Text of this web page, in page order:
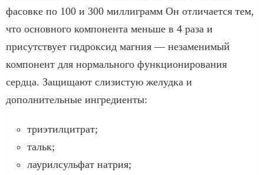
фасовке по 100 и 300 миллиграмм Он отличается тем,
что основного компонента меньше в 4 раза и
присутствует гидроксид магния — незаменимый
компонент для нормального функционирования
сердца. Защищают слизистую желудка и
дополнительные ингредиенты:
триэтилцитрат;
тальк;
лаурилсульфат натрия;